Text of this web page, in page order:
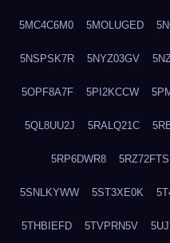
5MC4C6M0 5MOLUGED
5NSPSK7R 5NYZ03GV
5OPF8A7F 5PI2KCCW
5QL8UU2J 5RALQ21C
5RP6DWR8 5RZ72FTS
5SNLKYWW 5ST3XE0K
5THBIEFD 5TVPRN5V